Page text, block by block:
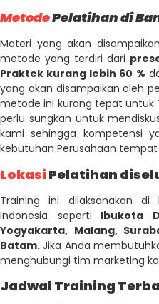
MetodePelatihan di
Materi yang akan
metode yang terdiri dari
Praktek kurang lebih 60 %
yang akan disampaikan oleh
metode ini kurang tepat untuk
perlu sungkan untuk
kami sehingga kompetensi
kebutuhan Perusahaan tempat
Lokasi Pelatihan
Training ini dilaksanakan
Indonesia seperti Ibukota
Yogyakarta, Malang,
Batam. Jika Anda
menghubungi tim marketing
Jadwal Training